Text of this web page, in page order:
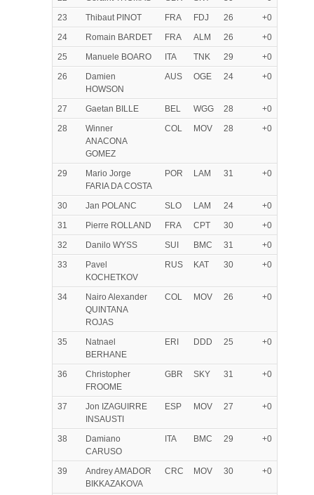
23
Thibaut PINOT FRA FDJ 26
+0
24
Romain BARDET FRA ALM 26
+0
25
Manuele BOARO ITA TNK 29
+0
26
Damien
HOWSON
AUS OGE 24 +0
27 Gaetan BILLE BEL WGG 28
+0
28
Winner
ANACONA
GOMEZ
COL MOV 28 +0
29
Mario Jorge
FARIA DA COSTA
POR LAM 31 +0
30 Jan POLANC SLO LAM 24
+0
31
Pierre ROLLAND FRA CPT 30
+0
32
Danilo WYSS SUI BMC 31
+0
33
Pavel
KOCHETKOV
RUS KAT 30 +0
34
Nairo Alexander
QUINTANA
ROJAS
COL MOV 26 +0
35
Natnael
BERHANE
ERI DDD 25 +0
36
Christopher
FROOME
GBR SKY 31 +0
37
Jon IZAGUIRRE
INSAUSTI
ESP MOV 27 +0
38
Damiano
CARUSO
ITA BMC 29 +0
39
Andrey AMADOR
BIKKAZAKOVA
CRC MOV 30 +0